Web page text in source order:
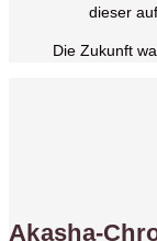
dieser
Die Zukunft
Akasha-